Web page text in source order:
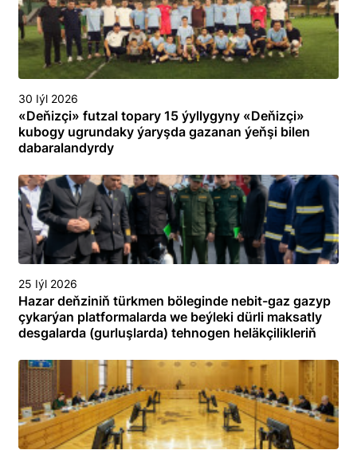
30 Iýl 2026
«Deňizçi» futzal topary 15 ýyllygyny «Deňizçi»
kubogy ugrundaky ýaryşda gazanan ýeňşi bilen
dabaralandyrdy
25 Iýl 2026
Hazar deňziniň türkmen böleginde nebit-gaz gazyp
çykarýan platformalarda we beýleki dürli maksatly
desgalarda (gurluşlarda) tehnogen heläkçilikleriň
toplumlaýyn türgenleşik okuwy